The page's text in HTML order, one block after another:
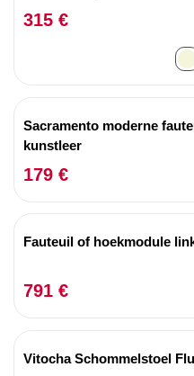
315 €
Sacramento moderne
kunstleer
179 €
Fauteuil of hoekmodule
791 €
Vitocha Schommelstoel